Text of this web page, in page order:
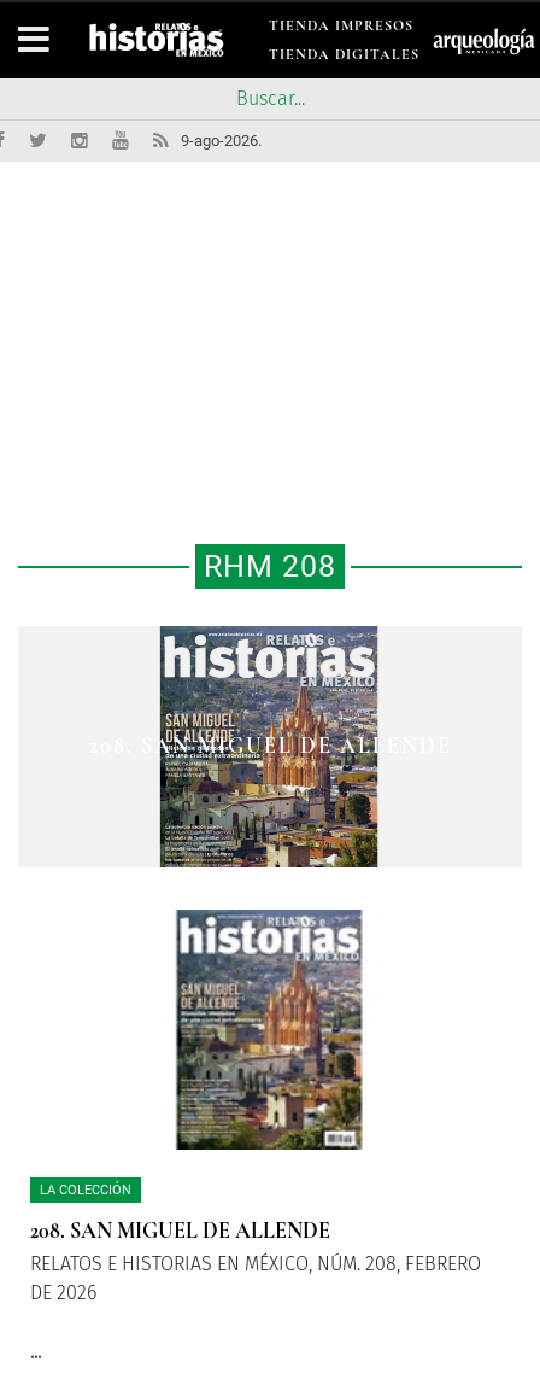
TIENDA IMPRESOS
TIENDA DIGITALES
9-ago-2026.
RHM 208
208. SAN MIGUEL DE ALLENDE
EL TRIUNFO DEL PODERÍO
MEXICA
LA RESISTENCIA APACHE
LA COLECCIÓN
208. SAN MIGUEL DE ALLENDE
RELATOS E HISTORIAS EN MÉXICO, NÚM. 208, FEBRERO
DE 2026
...